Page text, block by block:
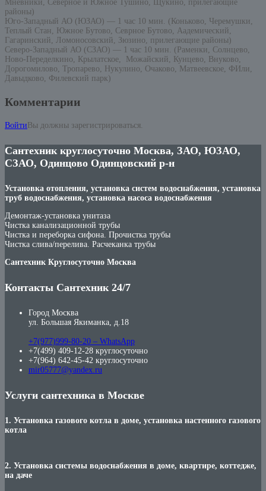
Мневники, Северное и Южное Тушино, Щукино, прилегающие
районы)
Юго-Западный АО (ЮЗАО) — 1 час 10 мин. (Коньково, Черемушки,
Теплый Стан, Южное Бутово, Севрное Бутово, Аадемический,
Гагаринский, Ломоносовский, Зюзино, прилегающие районы)
Северо-Западный АО (СЗАО) — 1 час 10 мин. (Раменки, Солнцево,
Ново-Переделкино, Крылатское, Можайский, Кунцево, Внуково,
Дорогомилово, Тропарево, Нукулино, Очаково, Матвеевское, ФИли,
Давыдково, Филевский парк)
Комментарии
Войти Вы должны зарегистрироваться.
Сантехник круглосуточно Москва, ЗАО, ЮЗАО,
СЗАО, Одинцово Одинцовский р-н
Установка отопления, установка систем водоснабжения, установка
труб водоснабжения, установка насоса водоснабжения
Демонтаж-установка унитаза
Чистка канализационной трубы
Чистка и переборка сифона. Прочистка трубы
Чистка слива/перелива. Расчеканка трубы
Сантехник Круглосуточно Москва
Контакты Сантехник 24/7
Город Москва
ул. Большая Якиманка, д.18
+7(977)999-80-20 – WhatsApp
+7(499) 409-12-28 круглосуточно
+7(964) 642-45-42 круглосуточно
mir05777@yandex.ru
Услуги сантехника в Москве
1. Установка газового котла в доме, установка настенного газового
котла
2. Установка системы водоснабжения в доме, квартире, коттедже,
на даче